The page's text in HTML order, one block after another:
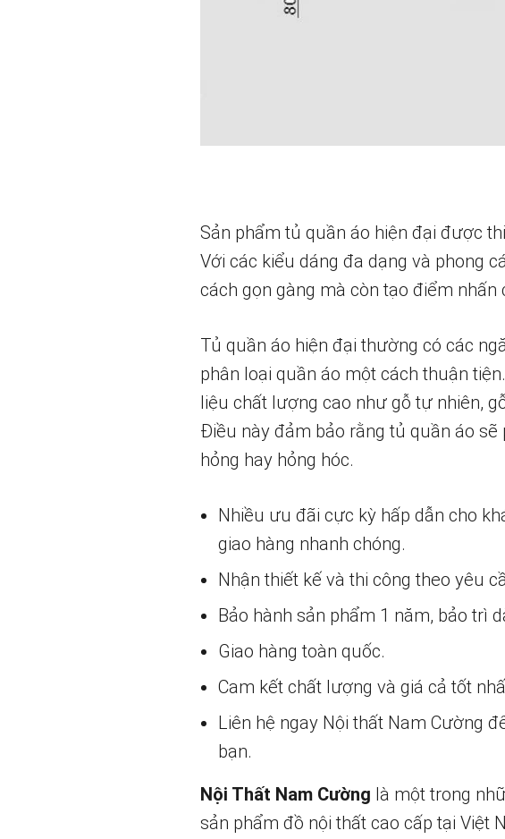
Sản phẩm tủ quần áo hiện đại được
Với các kiểu dáng đa dạng và phong
cách gọn gàng mà còn tạo điểm nhấn
Tủ quần áo hiện đại thường có các
phân loại quần áo một cách thuận
liệu chất lượng cao như gỗ tự nhiên,
Điều này đảm bảo rằng tủ quần áo
hỏng hay hỏng hóc.
Nhiều ưu đãi cực kỳ hấp dẫn cho
giao hàng nhanh chóng.
Nhận thiết kế và thi công theo yêu
Bảo hành sản phẩm 1 năm, bảo trì
Giao hàng toàn quốc.
Cam kết chất lượng và giá cả tốt
Liên hệ ngay Nội thất Nam Cường
bạn.
Nội Thất Nam Cường là một trong
sản phẩm đồ nội thất cao cấp tại Việt